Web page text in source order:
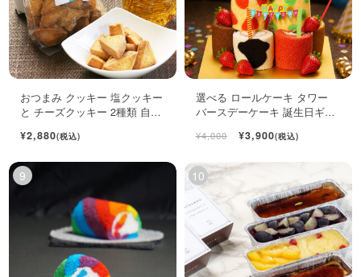
おつまみ クッキー 塩クッキー
と チーズクッキー 2種類 自宅
¥2,880(税込)
選べる ロールケーキ タワー
バースデーケーキ 誕生日ギフ
¥4,000 ¥3,900(税込)